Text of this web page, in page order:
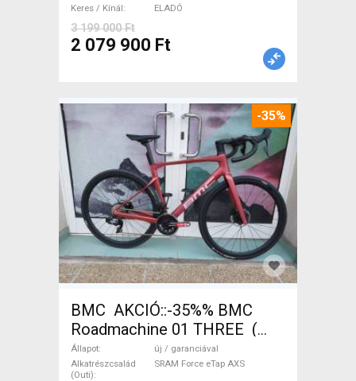
Keres / Kínál
ELADÓ
3 199 000 Ft
2 079 900 Ft
-35%
BMC AKCIÓ::-35%% BMC
Roadmachine 01 THREE (
54) Országúti SRAM Force
eTap AXS tárcsafék új /
Állapot
új / garanciával
Alkatrészcsalád
(Outi)
SRAM Force eTap AXS